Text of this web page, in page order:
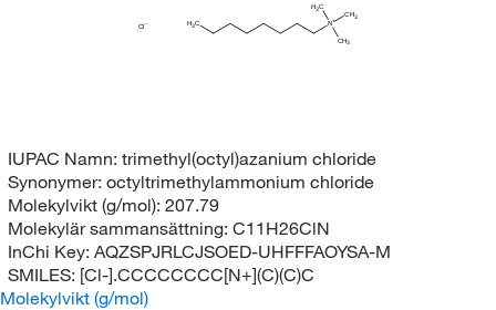
Cl H3C N
CH3
CH3
H3C
IUPAC Namn: trimethyl(octyl)azanium chloride
Synonymer: octyltrimethylammonium chloride
Molekylvikt (g/mol): 207.79
Molekylär sammansättning: C11H26ClN
InChi Key: AQZSPJRLCJSOED-UHFFFAOYSA-M
SMILES: [Cl-].CCCCCCCC[N+](C)(C)C
Molekylvikt (g/mol)